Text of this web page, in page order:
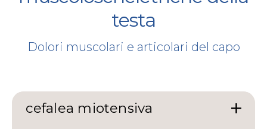
testa
Dolori muscolari e articolari del capo
cefalea miotensiva